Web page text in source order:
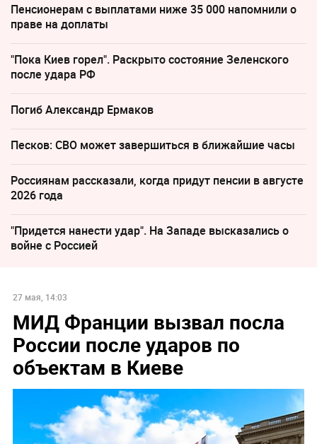
Пенсионерам с выплатами ниже 35 000 напомнили о
праве на доплаты
"Пока Киев горел". Раскрыто состояние Зеленского
после удара РФ
Погиб Александр Ермаков
Песков: СВО может завершиться в ближайшие часы
Россиянам рассказали, когда придут пенсии в августе
2026 года
"Придется нанести удар". На Западе высказались о
войне с Россией
27 мая, 14:03
МИД Франции вызвал посла
России после ударов по
объектам в Киеве